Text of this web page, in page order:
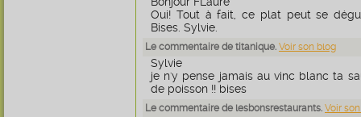
Oui! Tout à fait, ce plat peut se
Bises. Sylvie.
Le commentaire de titanique. Voir son blog
Sylvie
je n'y pense jamais au vinc blanc ta
de poisson !! bises
Le commentaire de lesbonsrestaurants. Voir